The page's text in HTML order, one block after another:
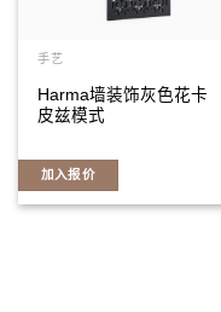
手艺
Harma墙装饰灰色花卡
皮兹模式
加入报价